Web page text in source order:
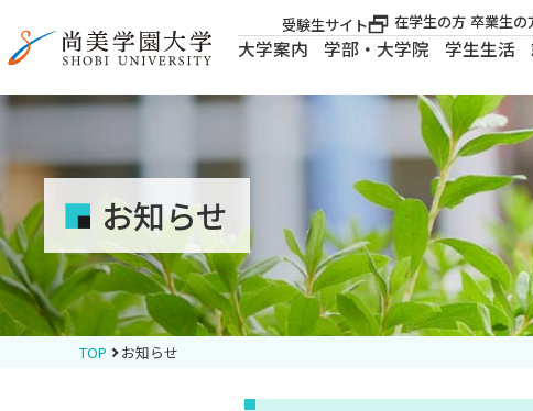
受験生サイト 在学生の方 卒業生の
大学案内 学部・大学院 学生生活
学部・大学院
学生生活
大学案内
お知らせ
TOP お知らせ